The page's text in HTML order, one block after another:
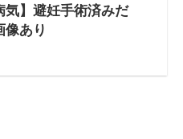
気】避妊手術済みだ
像あり